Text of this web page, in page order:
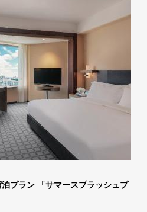
プラン 「サマースプラッシュプ